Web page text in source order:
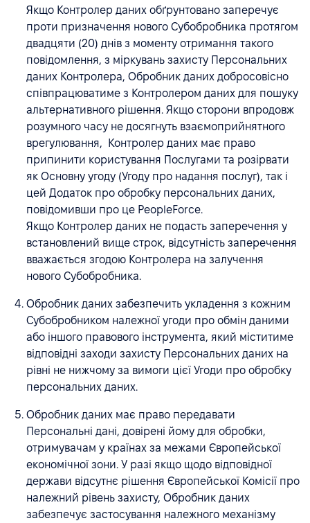
Якщо Контролер даних обґрунтовано заперечує
проти призначення нового Субобробника протягом
двадцяти (20) днів з моменту отримання такого
повідомлення, з міркувань захисту Персональних
даних Контролера, Обробник даних добросовісно
співпрацюватиме з Контролером даних для пошуку
альтернативного рішення. Якщо сторони впродовж
розумного часу не досягнуть взаємоприйнятного
врегулювання, Контролер даних має право
припинити користування Послугами та розірвати
як Основну угоду (Угоду про надання послуг), так і
цей Додаток про обробку персональних даних,
повідомивши про це PeopleForce.
Якщо Контролер даних не подасть заперечення у
встановлений вище строк, відсутність заперечення
вважається згодою Контролера на залучення
нового Субобробника.
Обробник даних забезпечить укладення з кожним
Субобробником належної угоди про обмін даними
або іншого правового інструмента, який міститиме
відповідні заходи захисту Персональних даних на
рівні не нижчому за вимоги цієї Угоди про обробку
персональних даних.
Обробник даних має право передавати
Персональні дані, довірені йому для обробки,
отримувачам у країнах за межами Європейської
економічної зони. У разі якщо щодо відповідної
держави відсутнє рішення Європейської Комісії про
належний рівень захисту, Обробник даних
забезпечує застосування належного механізму